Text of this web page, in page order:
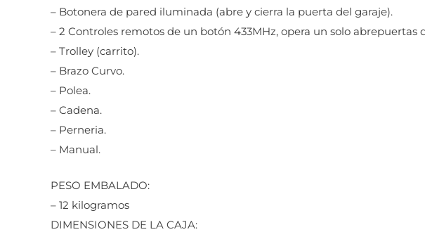
– Botonera de pared iluminada (abre y cierra la puerta del garaje).
– 2 Controles remotos de un botón 433MHz, opera un solo abrepuertas
– Trolley (carrito).
– Brazo Curvo.
– Polea.
– Cadena.
– Perneria.
– Manual.
PESO EMBALADO:
– 12 kilogramos
DIMENSIONES DE LA CAJA: